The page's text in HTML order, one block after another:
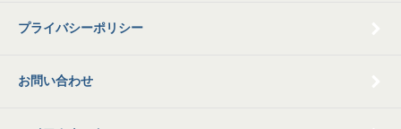
プライバシーポリシー
お問い合わせ